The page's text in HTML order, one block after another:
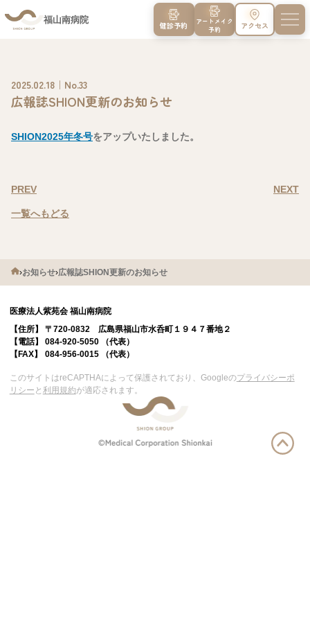
福山南病院
健診予約
アートメイク
予約
アクセス
2025.02.18｜No.33
広報誌SHION更新のお知らせ
SHION2025年冬号をアップいたしました。
PREV NEXT
一覧へもどる
›お知らせ›広報誌SHION更新のお知らせ
医療法人紫苑会 福山南病院
【住所】
〒720-0832 広島県福山市水呑町１９４７番地２
【電話】
084-920-5050 （代表）
【FAX】
084-956-0015 （代表）
このサイトはreCAPTHAによって保護されており、Googleのプライバシーポ
リシー と 利用規約が適応されます。